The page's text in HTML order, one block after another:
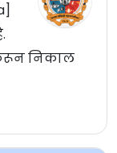
निकाल